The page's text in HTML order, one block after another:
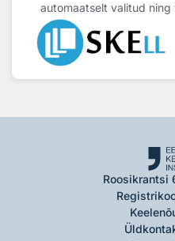
automaatselt valitud
Roosikrantsi